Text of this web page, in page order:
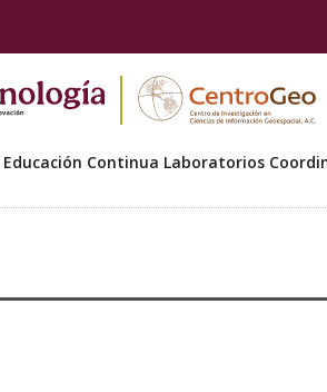
Educación Continua Laboratorios